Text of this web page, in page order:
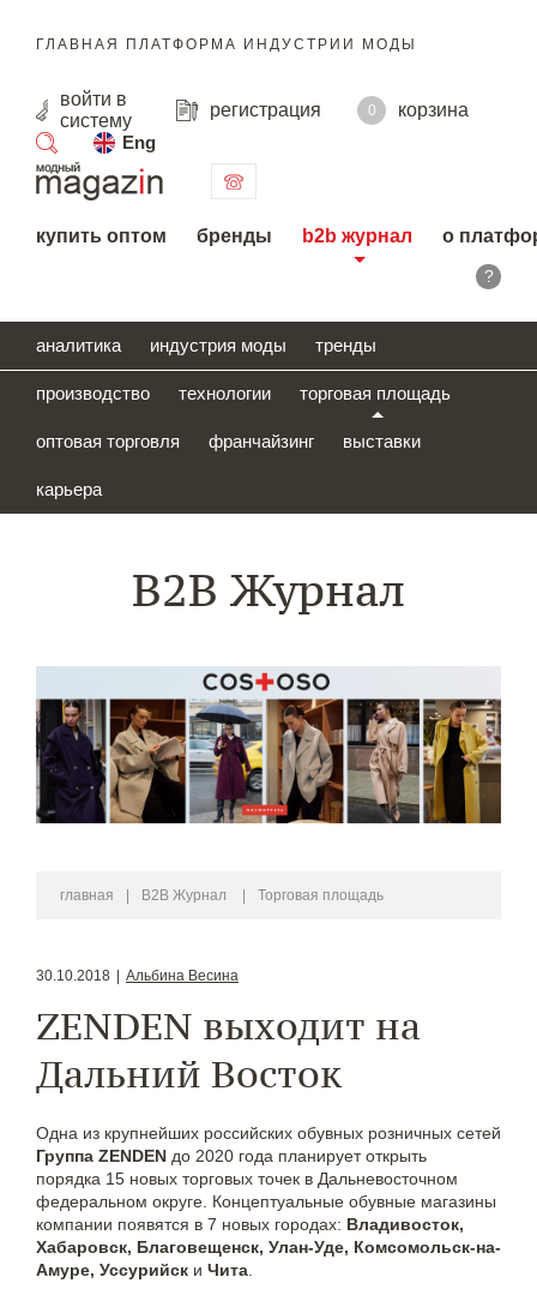
ГЛАВНАЯ ПЛАТФОРМА ИНДУСТРИИ МОДЫ
войти в
систему
регистрация 0
корзина
Eng
поиск
купить оптом бренды b2b журнал о
?
аналитика индустрия моды тренды
производство технологии торговая площадь
оптовая торговля франчайзинг выставки
карьера
B2B Журнал
главная B2B Журнал Торговая площадь
30.10.2018 Альбина Весина
ZENDEN выходит на
Дальний Восток
Одна из крупнейших российских обувных розничных сетей
Группа ZENDEN до 2020 года планирует открыть
порядка 15 новых торговых точек в Дальневосточном
федеральном округе. Концептуальные обувные магазины
компании появятся в 7 новых городах: Владивосток,
Хабаровск, Благовещенск, Улан-Уде, Комсомольск-на-
Амуре, Уссурийск и Чита